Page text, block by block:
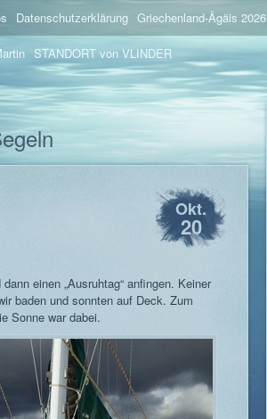
Datenschutzerklärung Griechenland-Ägäis 2026
STANDORT von VLINDER
Okt.
20
einen „Ausruhtag“ anfingen. Keiner
baden und sonnten auf Deck. Zum
Sonne war dabei.